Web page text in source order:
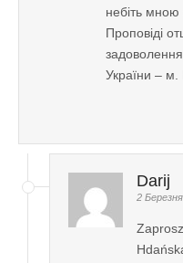
небіть
Проповіді
України – м.
Darij
2